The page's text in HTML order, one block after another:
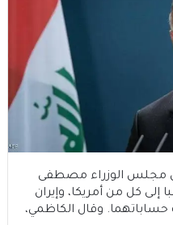
مجلس الوزراء مصطفى
كل من أمريكا، وإيران
وقال الكاظمي،